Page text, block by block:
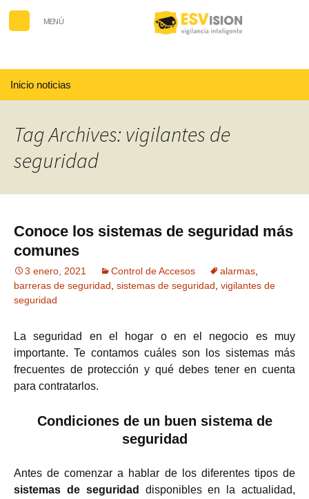
MENÚ
Inicio noticias
Tag Archives: vigilantes de
seguridad
Conoce los sistemas de seguridad más
comunes
3 enero, 2021 Control de Accesos alarmas
barreras de seguridad sistemas de seguridad vigilantes de
seguridad
La seguridad en el hogar o en el negocio es muy
importante. Te contamos cuáles son los sistemas más
frecuentes de protección y qué debes tener en cuenta
para contratarlos.
Condiciones de un buen sistema de
seguridad
Antes de comenzar a hablar de los diferentes tipos de
sistemas de seguridad
disponibles en la actualidad,